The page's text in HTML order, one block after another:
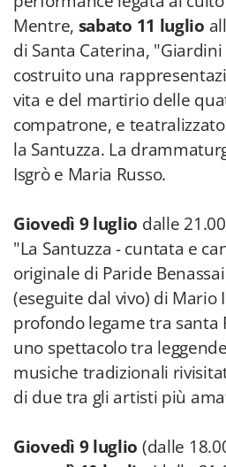
Mentre, sabato 11 luglio
di Santa Caterina, "Giardini
costruito una
vita e del martirio delle
compatrone, e
la Santuzza. La
Isgrò e Maria Russo.
Giovedì 9 luglio dalle
"La Santuzza - cuntata e
originale di Paride
(eseguite dal vivo) di
profondo legame tra santa
uno spettacolo tra
musiche tradizionali
di due tra gli artisti più
Giovedì 9 luglio (dalle